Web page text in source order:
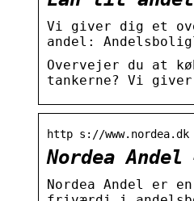
Vi giver dig et
andel:
Overvejer du at
tankerne? Vi
http s://
Nordea
Nordea Andel er